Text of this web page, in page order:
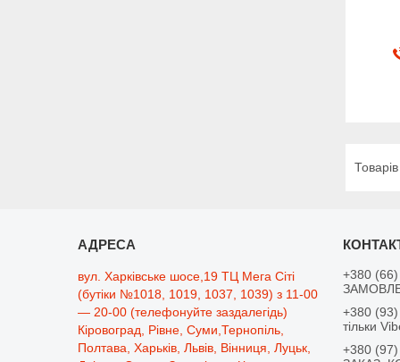
вул. Харківське шосе,19 ТЦ Мега Сіті
(бутіки №1018, 1019, 1037, 1039) з 11-00
— 20-00 (телефонуйте заздалегідь)
Кіровоград, Рівне, Суми,Тернопіль,
Полтава, Харьків, Львів, Вінниця, Луцьк,
+380
+380
тільки
+380